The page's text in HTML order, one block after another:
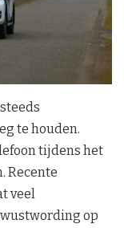
te houden.
tijdens het
Recente
veel
op